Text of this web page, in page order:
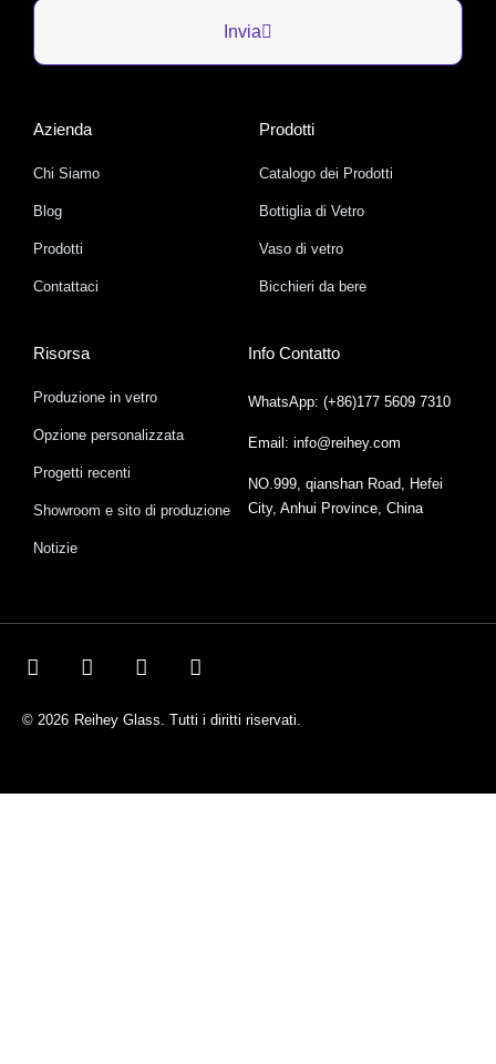
Invia
Azienda
Chi Siamo
Blog
Prodotti
Contattaci
Prodotti
Catalogo dei Prodotti
Bottiglia di Vetro
Vaso di vetro
Bicchieri da bere
Risorsa
Produzione in vetro
Opzione personalizzata
Progetti recenti
Showroom e sito di produzione
Notizie
Info Contatto
WhatsApp: (+86)177 5609 7310
Email: info@reihey.com
NO.999, qianshan Road, Hefei
City, Anhui Province, China
© 2026 Reihey Glass. Tutti i diritti riservati.